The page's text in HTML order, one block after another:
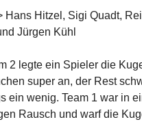
Hans Hitzel, Sigi Quadt,
Jürgen Kühl
2 legte ein Spieler die
super an, der Rest
ein wenig. Team 1 war in
Rausch und warf die